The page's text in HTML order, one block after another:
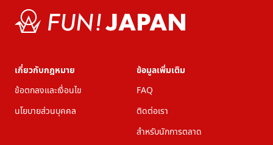
เกี่ยวกับกฎหมาย
ข้อตกลงและเงื่อนไข
นโยบายส่วนบุคคล
ข้อมูลเพิ่มเติม
FAQ
ติดต่อเรา
สำหรับนักการตลาด